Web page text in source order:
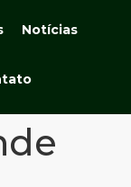
Notícias